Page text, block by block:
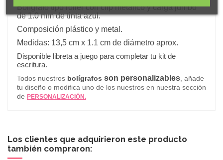
Bolígrafo tipo roller con clip metálico y carga jumbo
de 1.0 mm de tinta azul.
Composición plástico y metal.
Medidas: 13,5 cm x 1.1 cm de diámetro aprox.
Disponible libreta a juego para completar tu kit de
escritura.
Todos nuestros bolígrafos son personalizables , añade
tu diseño o modifica uno de los nuestros en nuestra sección
de PERSONALIZACIÓN.
Los clientes que adquirieron este producto
también compraron: